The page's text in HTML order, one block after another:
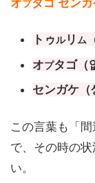
オプタゴ センガ
トゥルリ ム
オプタゴ（
センガケ（
この言葉も「
で、その時の
い。